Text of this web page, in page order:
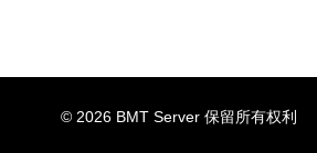
© 2026 BMT Server 保留所有权利